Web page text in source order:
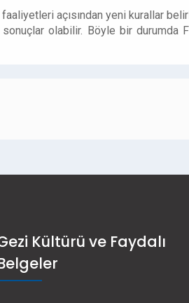
açısından yeni kurallar
olabilir. Böyle bir durumda
Kültürü ve Faydalı